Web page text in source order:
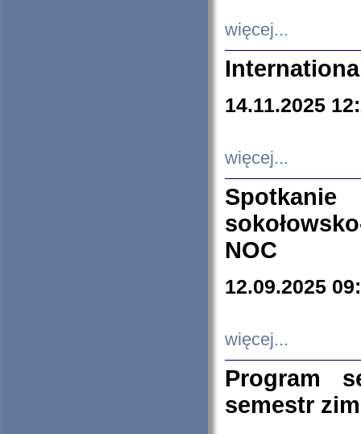
więcej...
14.11.2025
więcej...
NOC
12.09.2025
więcej...
Program
semestr